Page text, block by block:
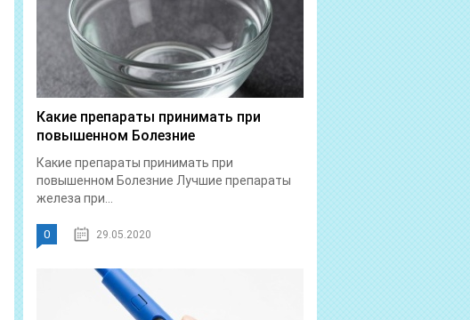
Какие препараты принимать при
повышенном Болезние
Какие препараты принимать при
повышенном Болезние Лучшие препараты
железа при...
0 29.05.2020